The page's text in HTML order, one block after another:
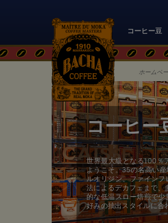
コーヒー豆
ホームペ
コーヒー
世界最大級となる100％
ようこそ。35の名高い
ルオリジン、ファイン
法によるデカフェまで、
的な低温スロー焙煎で
好みの抽出スタイルに合